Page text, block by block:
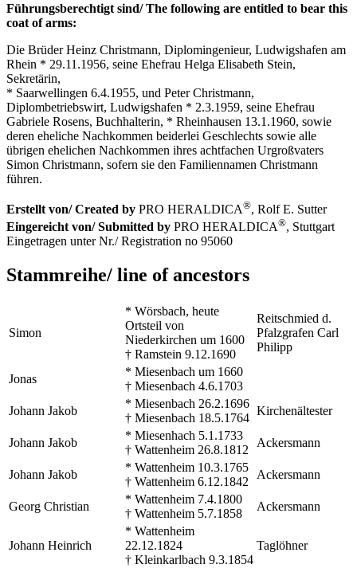
Führungsberechtigt sind/ The following are entitled to bear this
coat of arms:
Die Brüder Heinz Christmann, Diplomingenieur, Ludwigshafen am
Rhein * 29.11.1956, seine Ehefrau Helga Elisabeth Stein,
Sekretärin,
* Saarwellingen 6.4.1955, und Peter Christmann,
Diplombetriebswirt, Ludwigshafen * 2.3.1959, seine Ehefrau
Gabriele Rosens, Buchhalterin, * Rheinhausen 13.1.1960, sowie
deren eheliche Nachkommen beiderlei Geschlechts sowie alle
übrigen ehelichen Nachkommen ihres achtfachen Urgroßvaters
Simon Christmann, sofern sie den Familiennamen Christmann
führen.
Erstellt von/ Created by PRO HERALDICA®, Rolf E. Sutter
Eingereicht von/ Submitted by PRO HERALDICA®, Stuttgart
Eingetragen unter Nr./ Registration no 95060
Stammreihe/ line of ancestors
Simon
* Wörsbach, heute
Ortsteil von
Niederkirchen um 1600
† Ramstein 9.12.1690
Reitschmied d.
Pfalzgrafen Carl
Philipp
Jonas
* Miesenbach um 1660
† Miesenbach 4.6.1703
Johann Jakob
* Miesenbach 26.2.1696
† Miesenbach 18.5.1764
Kirchenältester
Johann Jakob
* Miesenhach 5.1.1733
† Wattenheim 26.8.1812
Ackersmann
Johann Jakob
* Wattenheim 10.3.1765
† Wattenheim 6.12.1842
Ackersmann
Georg Christian
* Wattenheim 7.4.1800
† Wattenheim 5.7.1858
Ackersmann
Johann Heinrich
* Wattenheim
22.12.1824
† Kleinkarlbach 9.3.1854
Taglöhner